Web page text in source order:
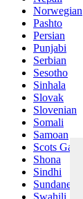
Norwegian
Pashto
Persian
Punjabi
Serbian
Sesotho
Sinhala
Slovak
Slovenian
Somali
Samoan
Scots Gaelic
Shona
Sindhi
Sundanese
Swahili